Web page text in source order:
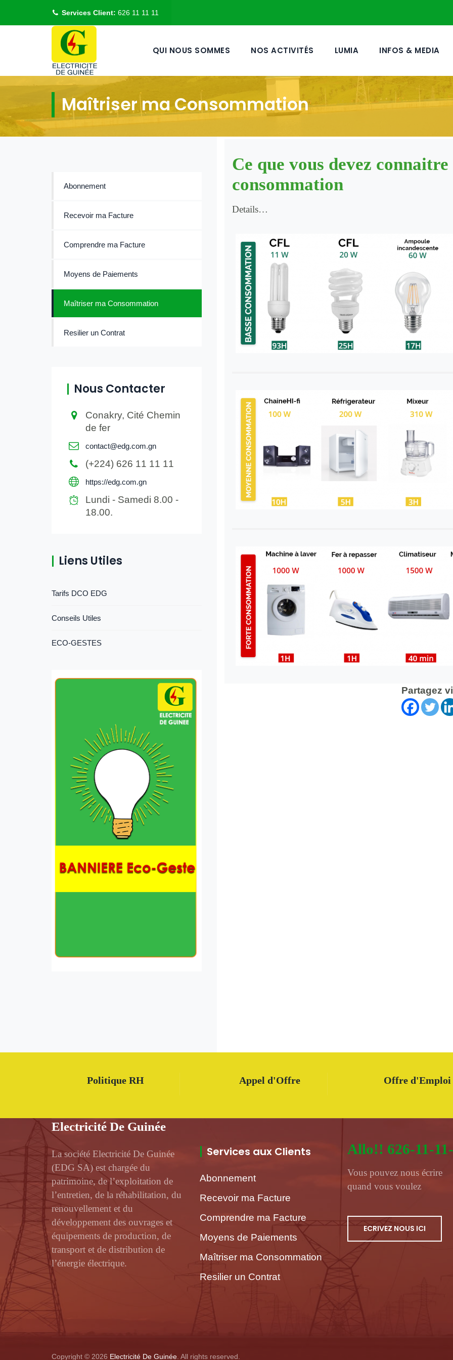
Services Client: 626 11 11 11
QUI NOUS SOMMES NOS ACTIVITÉS LUMIA INFOS & MEDIA
Maîtriser ma Consommation
Ce que vous devez
consommation
Details…
Partagez
Abonnement
Recevoir ma Facture
Comprendre ma Facture
Moyens de Paiements
Maîtriser ma Consommation
Resilier un Contrat
Nous Contacter
Conakry, Cité Chemin
de fer
contact@edg.com.gn
(+224) 626 11 11 11
https://edg.com.gn
Lundi - Samedi 8.00 -
18.00.
Liens Utiles
Tarifs DCO EDG
Conseils Utiles
ECO-GESTES
Politique RH Appel d'Offre Offre d'Emploi
Electricité De Guinée
La société Electricité De Guinée
(EDG SA) est chargée du
patrimoine, de l’exploitation de
l’entretien, de la réhabilitation, du
renouvellement et du
développement des ouvrages et
équipements de production, de
transport et de distribution de
l’énergie électrique.
Services aux Clients
Abonnement
Recevoir ma Facture
Comprendre ma Facture
Moyens de Paiements
Maîtriser ma Consommation
Resilier un Contrat
Allo!! 626-11-
Vous pouvez nous écrire
quand vous voulez
ECRIVEZ NOUS ICI
Copyright © 2026 Electricité De Guinée . All rights reserved.